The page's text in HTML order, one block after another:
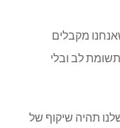
מקבלים
לב ובלי
תהיה שיקוף של